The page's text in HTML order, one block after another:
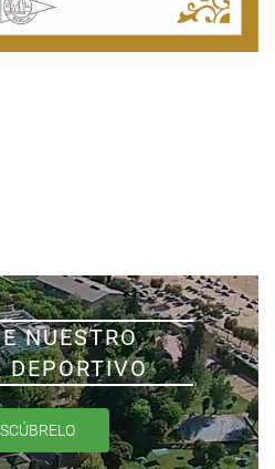
NUESTRO
DEPORTIVO